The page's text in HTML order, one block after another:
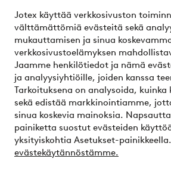
Jotex käyttää verkkosivuston
välttämättömiä evästeitä sekä
mukauttamisen ja sinua
verkkosivustoelämyksen
Jaamme henkilötiedot ja nämä
ja analyysiyhtiöille, joiden kanssa
Tarkoituksena on analysoida,
sekä edistää markkinointiamme,
sinua koskevia mainoksia.
painiketta suostut evästeiden
yksityiskohtia Asetukset-painikkeella.
evästekäytännöstämme.
Ystävät
Turvalliset maksut – maksa
Haluatko tietää lisää
elpy